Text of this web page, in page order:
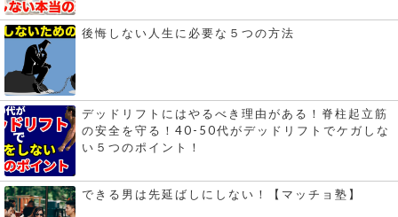
後悔しない人生に必要な５つの方法
デッドリフトにはやるべき理由がある！脊柱起立筋
の安全を守る！40-50代がデッドリフトでケガしな
い５つのポイント！
できる男は先延ばしにしない！【マッチョ塾】